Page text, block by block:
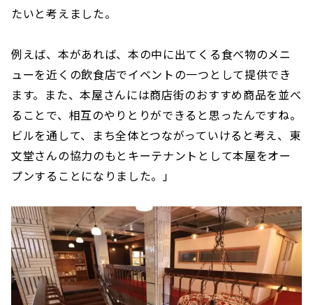
たいと考えました。
例えば、本があれば、本の中に出てくる食べ物のメニ
ューを近くの飲食店でイベントの一つとして提供でき
ます。また、本屋さんには商店街のおすすめ商品を並べ
ることで、相互のやりとりができると思ったんですね。
ビルを通して、まち全体とつながっていけると考え、東
文堂さんの協力のもとキーテナントとして本屋をオー
プンすることになりました。」